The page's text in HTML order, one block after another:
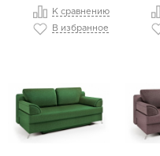
К сравнению
В избранное